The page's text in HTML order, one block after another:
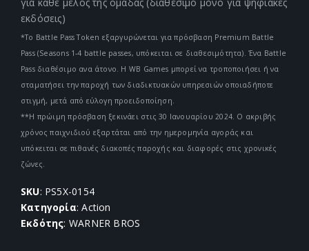
για κάθε μέλος της ομάδας (διαθέσιμο μόνο για ψηφιακές
εκδόσεις)
*Το Battle Pass Token εξαργυρώνεται για πρόσβαση Premium Battle
Pass (Seasons 1-4 battle passes, υπόκειται σε διαθεσιμότητα). Ένα Battle
Pass διαθέσιμο ανα άτονο. Η WB Games μπορεί να τροποποιήσει ή να
σταματήσει την παροχή των διαδικτυακών υπηρεσιών οποιαδήποτε
στιγμή, μετά από εύλογη προειδοποίηση.
**Η πρώιμη πρόσβαση ξεκινάει στις 30 Ιανουαρίου 2024. Ο ακριβής
χρόνος παιχνιδιού εξαρτάται από την ημερομηνία αγοράς και
υπόκειται σε πιθανές διακοπές παροχής και διαφορές στις χρονικές
ζώνες.
SKU: PS5X-0154
Κατηγορία: Action
Εκδότης: WARNER BROS